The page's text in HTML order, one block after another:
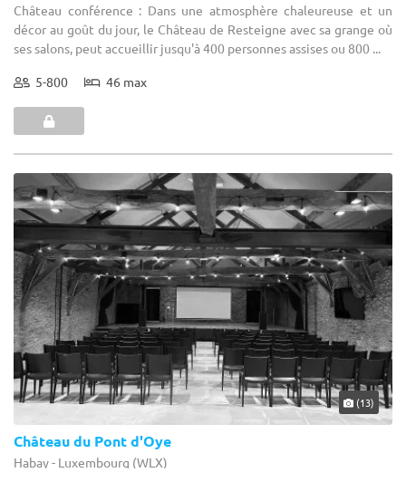
Château conférence : Dans une atmosphère chaleureuse et un
décor au goût du jour, le Château de Resteigne avec sa grange où
ses salons, peut accueillir jusqu'à 400 personnes assises ou 800 ...
5-800 46 max
(13)
Château du Pont d'Oye
Habay - Luxembourg (WLX)